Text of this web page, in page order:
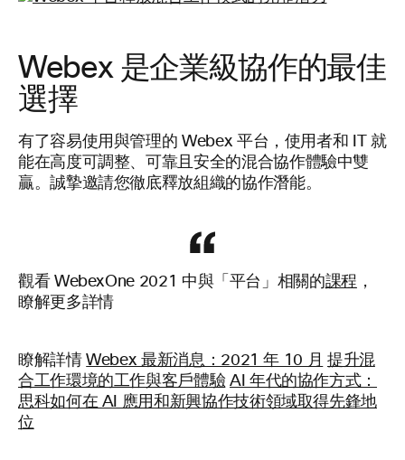
Webex 是企業級協作的最佳
選擇
有了容易使用與管理的 Webex 平台，使用者和 IT 就
能在高度可調整、可靠且安全的混合協作體驗中雙
贏。誠摯邀請您徹底釋放組織的協作潛能。
觀看 WebexOne 2021 中與「平台」相關的課程 ，
瞭解更多詳情
瞭解詳情 Webex 最新消息：2021 年 10 月 提升混
合工作環境的工作與客戶體驗 AI 年代的協作方式：
思科如何在 AI 應用和新興協作技術領域取得先鋒地
位